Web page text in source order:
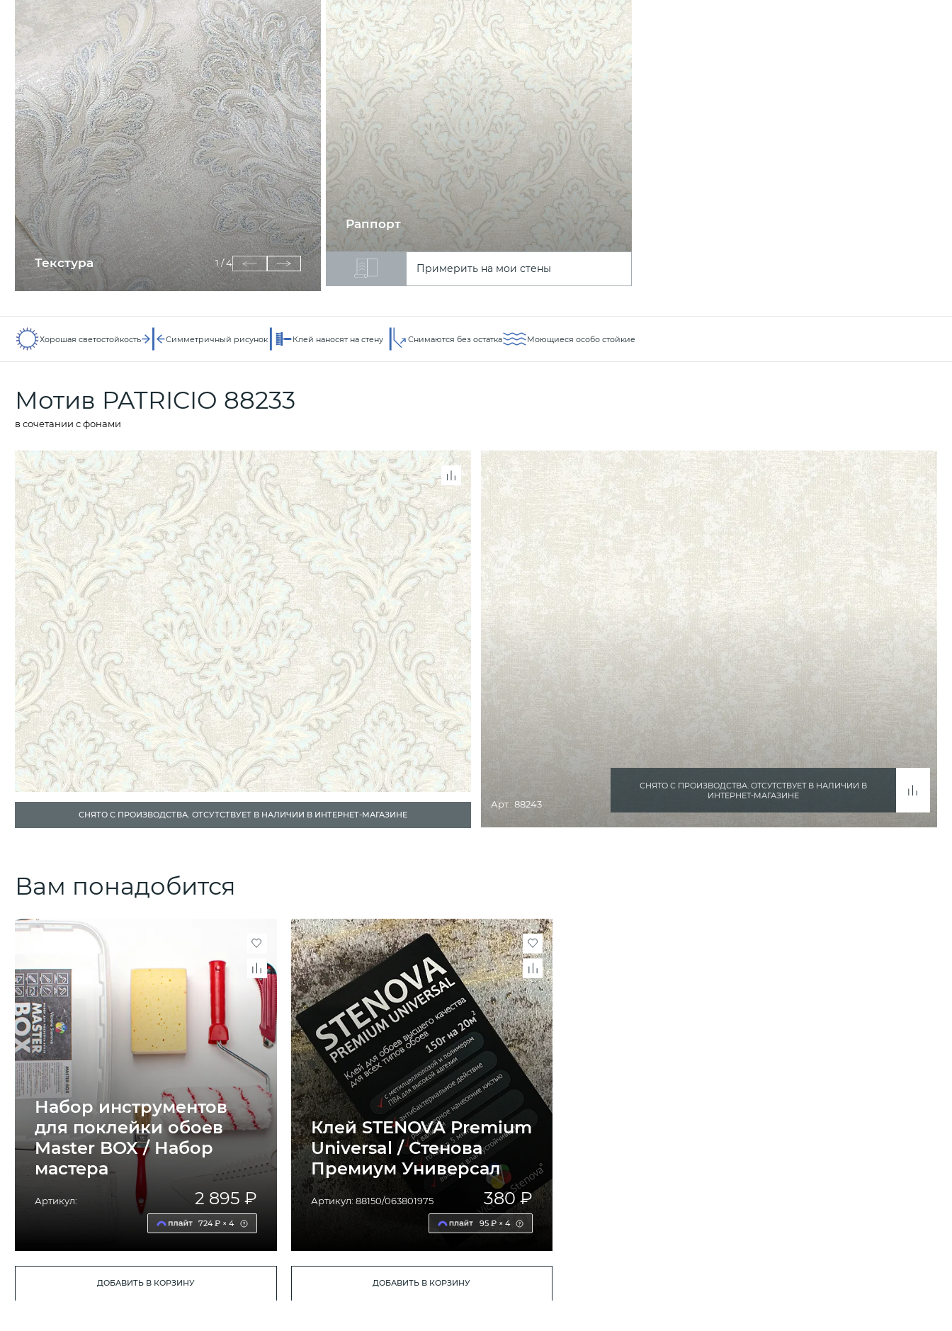
Текстура 1/4
Раппорт
Примерить на мои стены
Хорошая светостойкость Симметричный рисунок Клей наносят на стену Снимаются без остатка Моющиеся особо стойкие
Мотив PATRICIO 88233
в сочетании с фонами
СНЯТО С ПРОИЗВОДСТВА. ОТСУТСТВУЕТ В НАЛИЧИИ В ИНТЕРНЕТ-МАГАЗИНЕ
Арт.: 88243
СНЯТО С ПРОИЗВОДСТВА. ОТСУТСТВУЕТ В НАЛИЧИИ В
ИНТЕРНЕТ-МАГАЗИНЕ
Вам понадобится
Набор инструментов
для поклейки обоев
Master BOX / Набор
мастера
Артикул: 2 895 ₽
724 ₽ × 4
ДОБАВИТЬ В КОРЗИНУ
Клей STENOVA Premium
Universal / Стенова
Премиум Универсал
Артикул: 88150/063801975 380 ₽
95 ₽ × 4
ДОБАВИТЬ В КОРЗИНУ